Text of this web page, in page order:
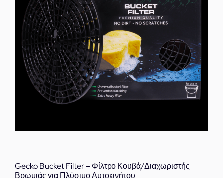
Σημεία
ποσότητα
Gecko Bucket Filter – Φίλτρο Κουβά/Διαχωριστής
Βρωμιάς για Πλύσιμο Αυτοκινήτου